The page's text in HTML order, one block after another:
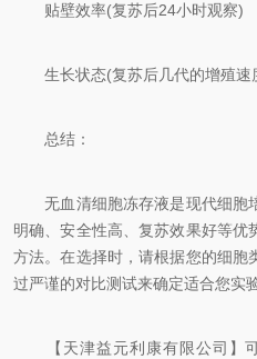
贴壁效率(复苏后24小时观察)
生长状态(复苏后几代的增殖速
总结：
无血清细胞冻存液是现代细胞
明确、安全性高、复苏效果好等优
方法。在选择时，请根据您的细胞
过严谨的对比测试来确定适合您实验
【天津益元利康有限公司】